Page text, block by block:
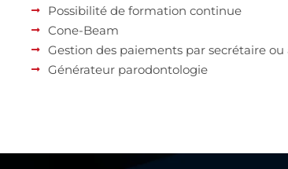
Possibilité de formation continue
Cone-Beam
Gestion des paiements par secrétaire ou
Générateur parodontologie